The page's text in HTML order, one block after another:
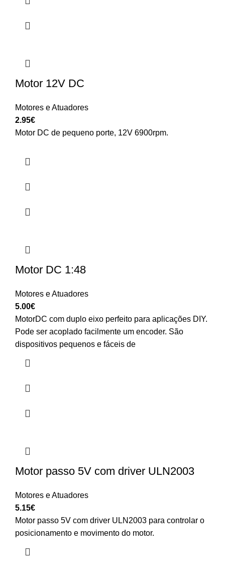
Motor 12V DC
Motores e Atuadores
2.95€
Motor DC de pequeno porte, 12V 6900rpm.
Motor DC 1:48
Motores e Atuadores
5.00€
MotorDC com duplo eixo perfeito para aplicações DIY.
Pode ser acoplado facilmente um encoder. São
dispositivos pequenos e fáceis de
Motor passo 5V com driver ULN2003
Motores e Atuadores
5.15€
Motor passo 5V com driver ULN2003 para controlar o
posicionamento e movimento do motor.